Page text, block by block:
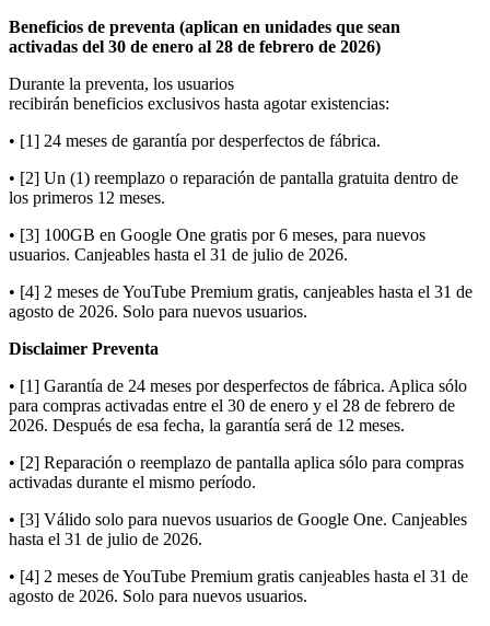
Beneficios de preventa (aplican en unidades que sean
activadas del 30 de enero al 28 de febrero de 2026)
Durante la preventa, los usuarios
recibirán beneficios exclusivos hasta agotar existencias:
• [1] 24 meses de garantía por desperfectos de fábrica.
• [2] Un (1) reemplazo o reparación de pantalla gratuita dentro de
los primeros 12 meses.
• [3] 100GB en Google One gratis por 6 meses, para nuevos
usuarios. Canjeables hasta el 31 de julio de 2026.
• [4] 2 meses de YouTube Premium gratis, canjeables hasta el 31 de
agosto de 2026. Solo para nuevos usuarios.
Disclaimer Preventa
• [1] Garantía de 24 meses por desperfectos de fábrica. Aplica sólo
para compras activadas entre el 30 de enero y el 28 de febrero de
2026. Después de esa fecha, la garantía será de 12 meses.
• [2] Reparación o reemplazo de pantalla aplica sólo para compras
activadas durante el mismo período.
• [3] Válido solo para nuevos usuarios de Google One. Canjeables
hasta el 31 de julio de 2026.
• [4] 2 meses de YouTube Premium gratis canjeables hasta el 31 de
agosto de 2026. Solo para nuevos usuarios.